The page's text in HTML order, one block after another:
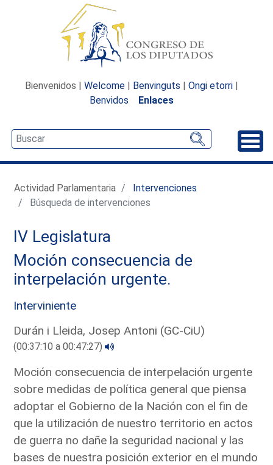
Bienvenidos | Welcome | Benvinguts | Ongi etorri |
Benvidos
Enlaces
Actividad Parlamentaria
Intervenciones
Búsqueda de intervenciones
IV Legislatura
Moción consecuencia de
interpelación urgente.
Interviniente
Durán i Lleida, Josep Antoni (GC-CiU)
(00:37:10 a 00:47:27)
Moción consecuencia de interpelación urgente
sobre medidas de política general que piensa
adoptar el Gobierno de la Nación con el fin de
que la utilización de nuestro territorio en actos
de guerra no dañe la seguridad nacional y las
bases de nuestra posición exterior en el mundo